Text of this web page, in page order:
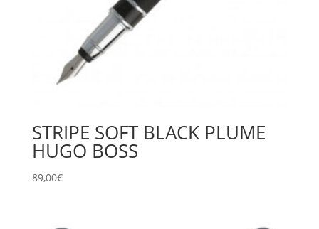
STRIPE SOFT BLACK PLUME
HUGO BOSS
89,00€